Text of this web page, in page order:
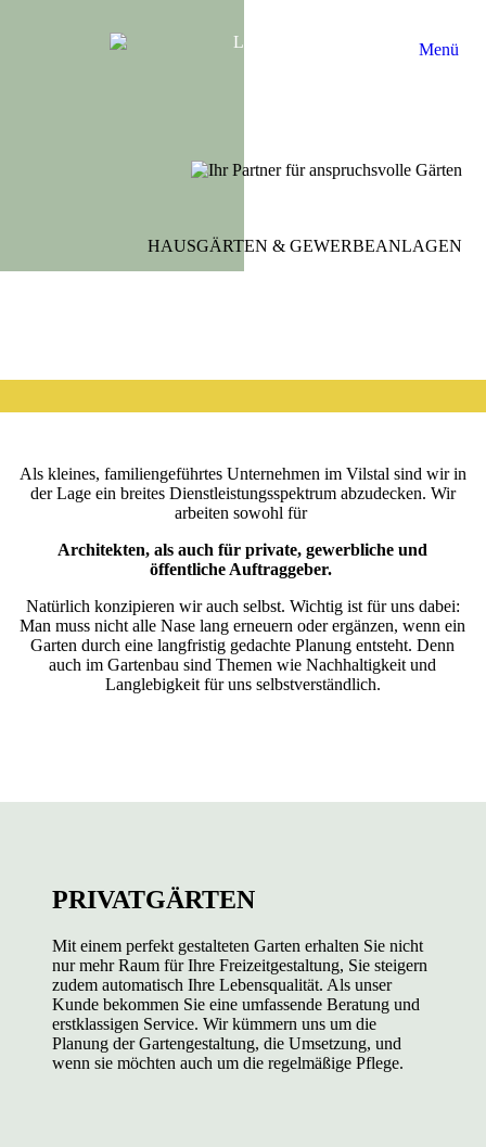
Menü
HAUSGÄRTEN & GEWERBEANLAGEN
Als kleines, familiengeführtes Unternehmen im Vilstal sind wir in
der Lage ein breites Dienstleistungsspektrum abzudecken. Wir
arbeiten sowohl für
Architekten, als auch für private, gewerbliche und
öffentliche Auftraggeber.
Natürlich konzipieren wir auch selbst. Wichtig ist für uns dabei:
Man muss nicht alle Nase lang erneuern oder ergänzen, wenn ein
Garten durch eine langfristig gedachte Planung entsteht. Denn
auch im Gartenbau sind Themen wie Nachhaltigkeit und
Langlebigkeit für uns selbstverständlich.
PRIVATGÄRTEN
Mit einem perfekt gestalteten Garten erhalten Sie nicht
nur mehr Raum für Ihre Freizeitgestaltung, Sie steigern
zudem automatisch Ihre Lebensqualität. Als unser
Kunde bekommen Sie eine umfassende Beratung und
erstklassigen Service. Wir kümmern uns um die
Planung der Gartengestaltung, die Umsetzung, und
wenn sie möchten auch um die regelmäßige Pflege.